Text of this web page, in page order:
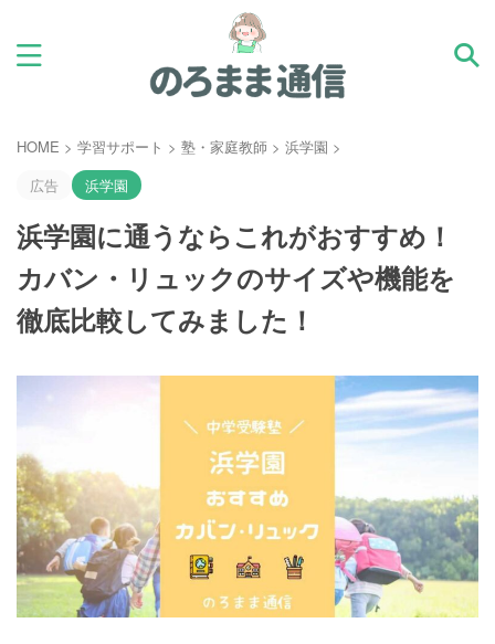
HOME > 学習サポート > 塾・家庭教師 > 浜学園 >
広告
浜学園
浜学園に通うならこれがおすすめ！
カバン・リュックのサイズや機能を
徹底比較してみました！